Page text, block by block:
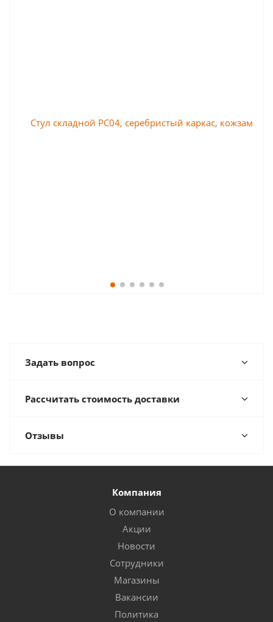
Задать вопрос
Рассчитать стоимость доставки
Отзывы
Компания
О компании
Акции
Новости
Сотрудники
Магазины
Вакансии
Политика